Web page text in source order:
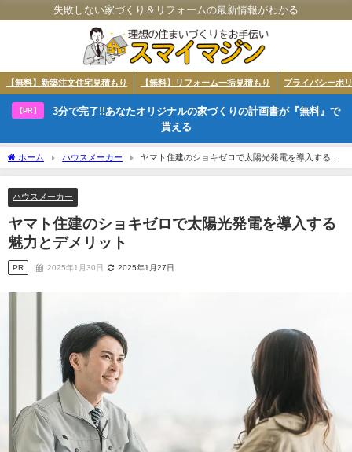
失敗しない家づくり＆リフォームの最新情報がわかる
【無料】新築注文住宅見積もり 【無料】リフォーム一括見積もり プライバシーポ
【PR】
3分で完了!!あなたオリジナルの家づくりの計画書が『無料』で
貰える
ホーム ハウスメーカー
ヤマト住建のショキゼロで太陽光発電を導入する魅
力とデメリット
ハウスメーカー
ヤマト住建のショキゼロで太陽光発電を導入する
魅力とデメリット
PR 2025年1月30日 2025年1月27日